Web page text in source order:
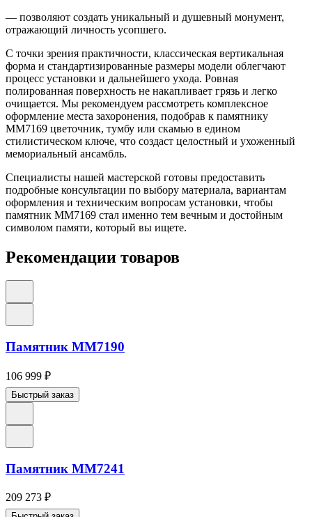
— позволяют создать уникальный и душевный монумент,
отражающий личность усопшего.
С точки зрения практичности, классическая вертикальная
форма и стандартизированные размеры модели облегчают
процесс установки и дальнейшего ухода. Ровная
полированная поверхность не накапливает грязь и легко
очищается. Мы рекомендуем рассмотреть комплексное
оформление места захоронения, подобрав к памятнику
ММ7169 цветочник, тумбу или скамью в едином
стилистическом ключе, что создаст целостный и ухоженный
мемориальный ансамбль.
Специалисты нашей мастерской готовы предоставить
подробные консультации по выбору материала, вариантам
оформления и техническим вопросам установки, чтобы
памятник ММ7169 стал именно тем вечным и достойным
символом памяти, который вы ищете.
Рекомендации товаров
Памятник ММ7190
106 999 ₽
Быстрый заказ
Памятник ММ7241
209 273 ₽